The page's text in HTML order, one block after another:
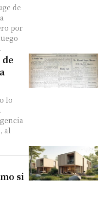
de
por
lo
al
si